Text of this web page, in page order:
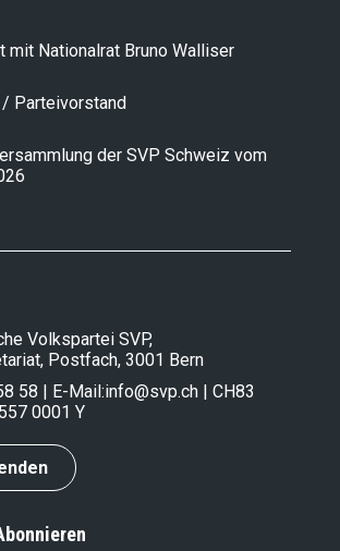
mit Nationalrat Bruno Walliser
Parteivorstand
der SVP Schweiz vom
Volkspartei SVP,
Postfach, 3001 Bern
58 | E-Mail:info@svp.ch | CH83
0001 Y